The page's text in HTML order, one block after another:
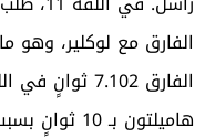
الفارق مع لوكلير، وهو
هاميلتون